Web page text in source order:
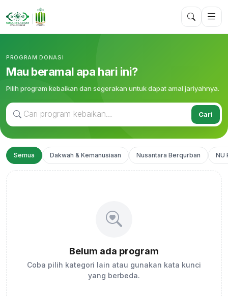
PROGRAM DONASI
Mau beramal apa hari ini?
Pilih program kebaikan dan segerakan untuk dapat amal jariyahnya.
Cari
Semua Dakwah & Kemanusiaan Nusantara Berqurban NU
Belum ada program
Coba pilih kategori lain atau gunakan kata kunci
yang berbeda.